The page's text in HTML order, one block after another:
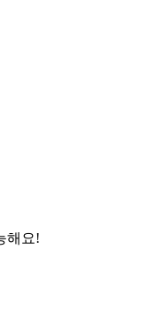
해요!